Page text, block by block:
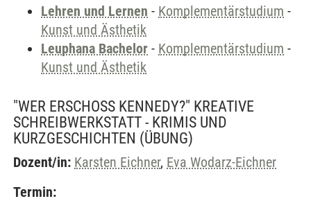
Lehren und Lernen - Komplementärstudium -
Kunst und Ästhetik
Leuphana Bachelor - Komplementärstudium -
Kunst und Ästhetik
"WER ERSCHOSS KENNEDY?" KREATIVE
SCHREIBWERKSTATT - KRIMIS UND
KURZGESCHICHTEN (ÜBUNG)
Dozent/in: Karsten Eichner, Eva Wodarz-Eichner
Termin: